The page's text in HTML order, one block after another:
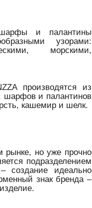
шарфы и палантины
узорами:
морскими,
производятся из
шарфов и палантинов
кашемир и шелк.
рынке, но уже прочно
подразделением
создание идеально
знак бренда –